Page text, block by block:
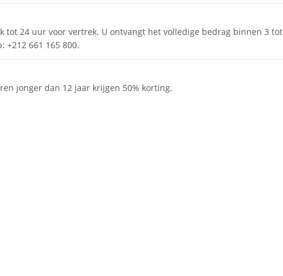
tot 24 uur voor vertrek. U ontvangt het volledige bedrag binnen 3 tot
+212 661 165 800.
jonger dan 12 jaar krijgen 50% korting.